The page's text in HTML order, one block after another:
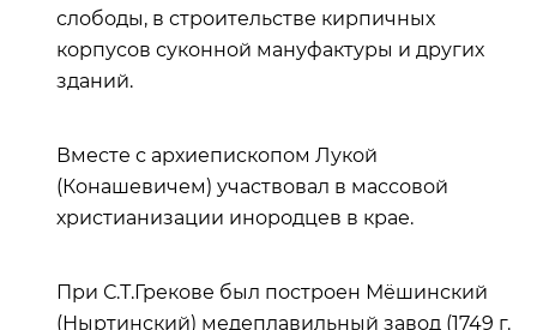
слободы, в строительстве кирпичных
корпусов суконной мануфактуры и других
зданий.
Вместе с архиепископом Лукой
(Конашевичем) участвовал в массовой
христианизации инородцев в крае.
При С.Т.Грекове был построен Мёшинский
(Ныртинский) медеплавильный завод (1749 г.